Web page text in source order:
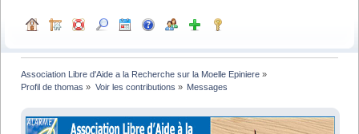
Association Libre d'Aide a la Recherche sur la Moelle Epiniere »
Profil de thomas » Voir les contributions » Messages